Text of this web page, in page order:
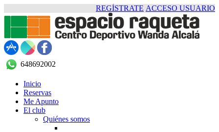
REGÍSTRATE ACCESO USUARIO
648692002
Inicio
Reservas
Me Apunto
El club
Quiénes somos